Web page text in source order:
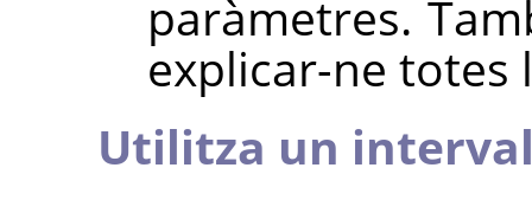
paràmetres.
explicar-ne totes
Utilitza un